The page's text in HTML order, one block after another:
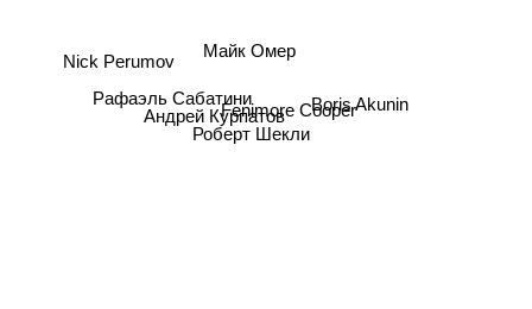
Майк Омер
Fenimore Cooper
Роберт Шекли
Рафаэль Сабатини
Андрей Курпатов
Boris Akunin
Nick Perumov